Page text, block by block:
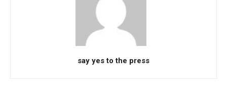
say yes to the press